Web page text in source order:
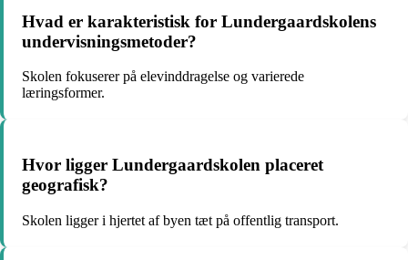
Hvad er karakteristisk for Lundergaardskolens
undervisningsmetoder?
Skolen fokuserer på elevinddragelse og varierede
læringsformer.
Hvor ligger Lundergaardskolen placeret
geografisk?
Skolen ligger i hjertet af byen tæt på offentlig transport.